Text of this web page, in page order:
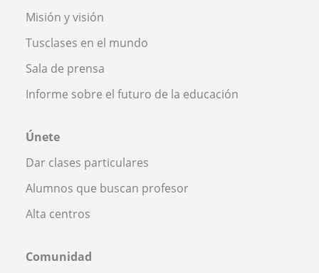
Misión y visión
Tusclases en el mundo
Sala de prensa
Informe sobre el futuro de la educación
Únete
Dar clases particulares
Alumnos que buscan profesor
Alta centros
Comunidad